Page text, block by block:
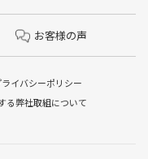
お客様の声
ライバシーポリシー
る弊社取組について